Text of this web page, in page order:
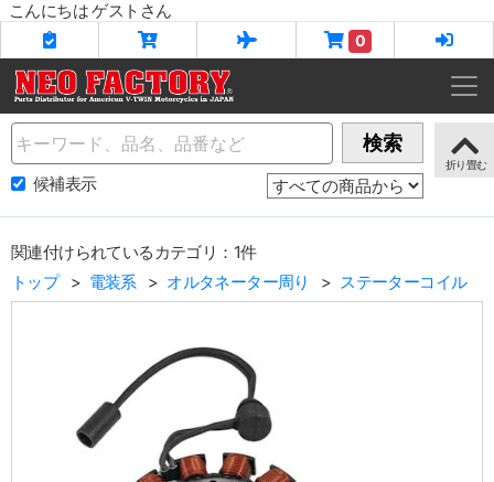
こんにちは ゲストさん
0
Name 検索
候補表示
関連付けられているカテゴリ：1件
トップ
電装系 オルタネーター周り ステーターコイル